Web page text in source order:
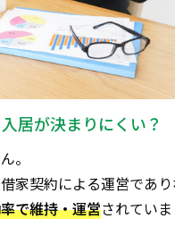
居が決まりにくい？
。
家契約による運営であ
で維持・運営されていま